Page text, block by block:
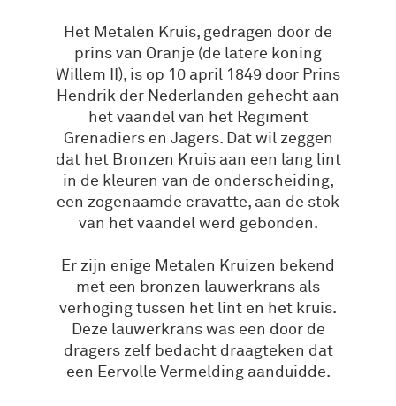
Het Metalen Kruis, gedragen door de
prins van Oranje (de latere koning
Willem II), is op 10 april 1849 door Prins
Hendrik der Nederlanden gehecht aan
het vaandel van het Regiment
Grenadiers en Jagers. Dat wil zeggen
dat het Bronzen Kruis aan een lang lint
in de kleuren van de onderscheiding,
een zogenaamde cravatte, aan de stok
van het vaandel werd gebonden.
Er zijn enige Metalen Kruizen bekend
met een bronzen lauwerkrans als
verhoging tussen het lint en het kruis.
Deze lauwerkrans was een door de
dragers zelf bedacht draagteken dat
een Eervolle Vermelding aanduidde.